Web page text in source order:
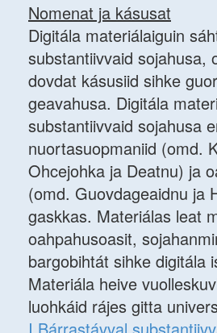
Nomenat ja kásusat
Digitála materiálaiguin
substantiivvaid sojahusa,
dovdat kásusiid sihke
geavahusa. Digitála
substantiivvaid sojahusa
nuortasuopmaniid (omd.
Ohcejohka ja Deatnu) ja
(omd. Guovdageaidnu ja
gaskkas. Materiálas leat
oahpahusoasit,
bargobihtát sihke digitála
Materiála heive
luohkáid rájes gitta